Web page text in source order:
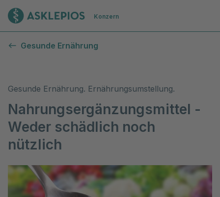
Zur Startseite
Konzern
Gesunde Ernährung
Gesunde Ernährung. Ernährungsumstellung.
Nahrungsergänzungsmittel -
Weder schädlich noch
nützlich